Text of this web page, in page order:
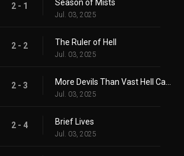
2 - 1 Season of Mists
Jul. 03, 2025
2 - 2 The Ruler of Hell
Jul. 03, 2025
2 - 3
Jul. 03, 2025
2 - 4 Brief Lives
Jul. 03, 2025